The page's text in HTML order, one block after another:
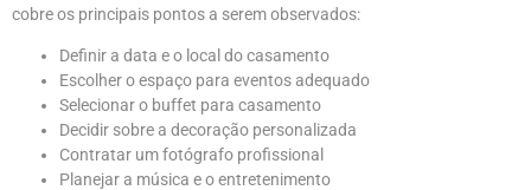
cobre os principais pontos a serem observados:
Definir a data e o local do casamento
Escolher o espaço para eventos adequado
Selecionar o buffet para casamento
Decidir sobre a decoração personalizada
Contratar um fotógrafo profissional
Planejar a música e o entretenimento